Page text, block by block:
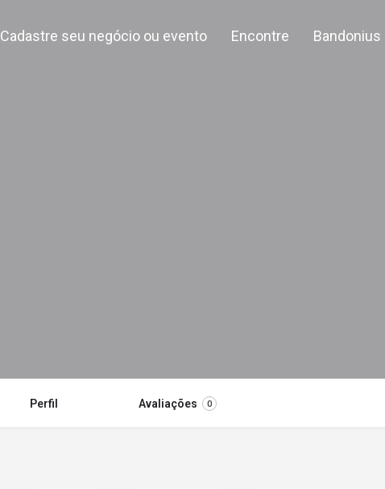
Cadastre seu negócio ou evento Encontre Bandonius
Perfil Avaliações 0